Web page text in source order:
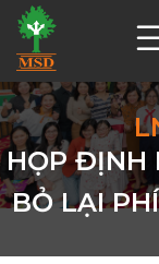
HỌP ĐỊNH
BỎ LẠI